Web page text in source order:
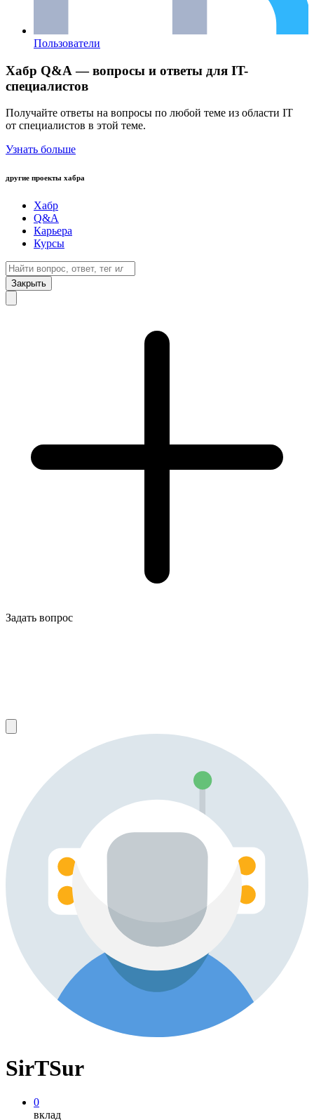
Пользователи
Хабр Q&A — вопросы и ответы для IT-
специалистов
Получайте ответы на вопросы по любой теме из области IT
от специалистов в этой теме.
Узнать больше
другие проекты хабра
Хабр
Q&A
Карьера
Курсы
Закрыть
Задать вопрос
SirTSur
0
вклад